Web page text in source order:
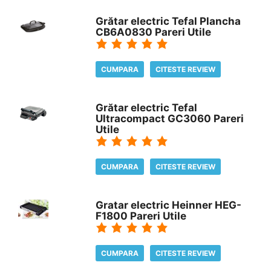
Grătar electric Tefal Plancha
CB6A0830 Pareri Utile
CUMPARA CITESTE REVIEW
Grătar electric Tefal
Ultracompact GC3060 Pareri
Utile
CUMPARA CITESTE REVIEW
Gratar electric Heinner HEG-
F1800 Pareri Utile
CUMPARA CITESTE REVIEW